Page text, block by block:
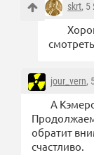
skrt, 5
jour_vern,
А
обратит
счастливо.